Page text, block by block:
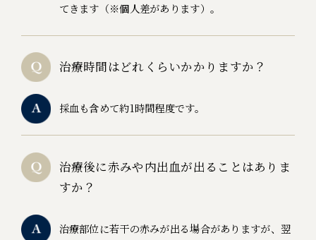
てきます（※個人差があります）。
治療時間はどれくらいかかりますか？
採血も含めて約1時間程度です。
治療後に赤みや内出血が出ることはありま
すか？
治療部位に若干の赤みが出る場合がありますが、翌